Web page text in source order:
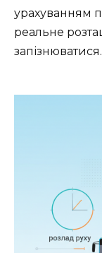
урахуванням
реальне
запізнюватися.